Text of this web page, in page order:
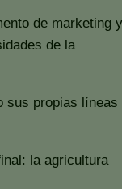
de marketing y
de la
sus propias líneas
la agricultura